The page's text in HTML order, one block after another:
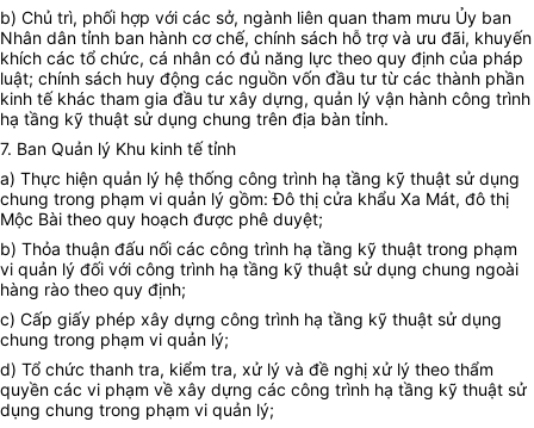
b) Chủ trì, phối hợp với các sở, ngành liên quan tham mưu Ủy ban
Nhân dân tỉnh ban hành cơ chế, chính sách hỗ trợ và ưu đãi, khuyến
khích các tổ chức, cá nhân có đủ năng lực theo quy định của pháp
luật; chính sách huy động các nguồn vốn đầu tư từ các thành phần
kinh tế khác tham gia đầu tư xây dựng, quản lý vận hành công trình
hạ tầng kỹ thuật sử dụng chung trên địa bàn tỉnh.
7. Ban Quản lý Khu kinh tế tỉnh
a) Thực hiện quản lý hệ thống công trình hạ tầng kỹ thuật sử dụng
chung trong phạm vi quản lý gồm: Đô thị cửa khẩu Xa Mát, đô thị
Mộc Bài theo quy hoạch được phê duyệt;
b) Thỏa thuận đấu nối các công trình hạ tầng kỹ thuật trong phạm
vi quản lý đối với công trình hạ tầng kỹ thuật sử dụng chung ngoài
hàng rào theo quy định;
c) Cấp giấy phép xây dựng công trình hạ tầng kỹ thuật sử dụng
chung trong phạm vi quản lý;
d) Tổ chức thanh tra, kiểm tra, xử lý và đề nghị xử lý theo thẩm
quyền các vi phạm về xây dựng các công trình hạ tầng kỹ thuật sử
dụng chung trong phạm vi quản lý;